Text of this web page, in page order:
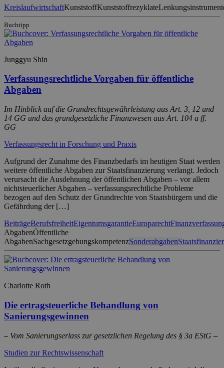
KreislaufwirtschaftKunststoffKunststoffrezyklate
Buchtipp
Junggyu Shin
Verfassungsrechtliche Vorgaben für öffentliche
Abgaben
Im Hinblick auf die Grundrechtsgewährleistung aus Art. 3, 12 und
14 GG und das grundgesetzliche Finanzwesen aus Art. 104 a ff.
GG
Verfassungsrecht in Forschung und Praxis
Aufgrund der Zunahme des Finanzbedarfs im heutigen Staat werden
weitere öffentliche Abgaben zur Staatsfinanzierung verlangt. Jedoch
verursacht die Ausdehnung der öffentlichen Abgaben – vor allem
nichtsteuerlicher Abgaben – verfassungsrechtliche Probleme
bezogen auf den Schutz der Grundrechte von Staatsbürgern und die
Gefährdung der […]
BeiträgeBerufsfreiheitEigentumsgarantieEuroparecht
AbgabenÖffentliche
AbgabenSachgesetzgebungskompetenzSonderabgaben
Charlotte Roth
Die ertragsteuerliche Behandlung von
Sanierungsgewinnen
– Vom Sanierungserlass zur gesetzlichen Regelung des § 3a EStG –
Studien zur Rechtswissenschaft